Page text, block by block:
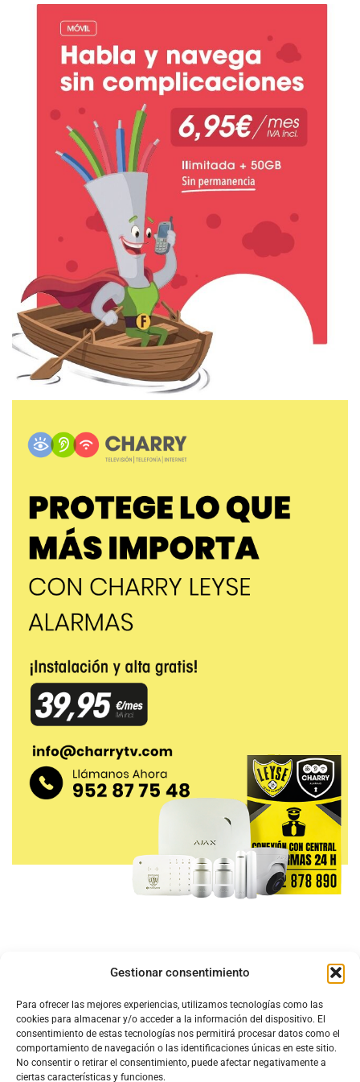
Gestionar consentimiento
Para ofrecer las mejores experiencias, utilizamos tecnologías como las
cookies para almacenar y/o acceder a la información del dispositivo. El
consentimiento de estas tecnologías nos permitirá procesar datos como el
comportamiento de navegación o las identificaciones únicas en este sitio.
No consentir o retirar el consentimiento, puede afectar negativamente a
ciertas características y funciones.